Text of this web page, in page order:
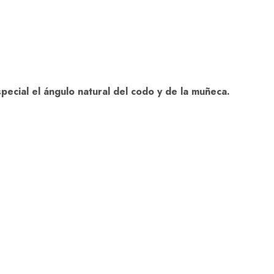
el ángulo natural del codo y de la muñeca.